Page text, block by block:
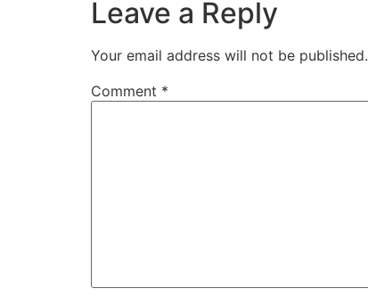
Leave a Reply
Your email address will not be published.
Comment *